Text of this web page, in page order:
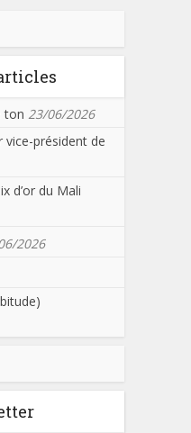
ton 23/06/2026
vice-président de
d’or du Mali
2026